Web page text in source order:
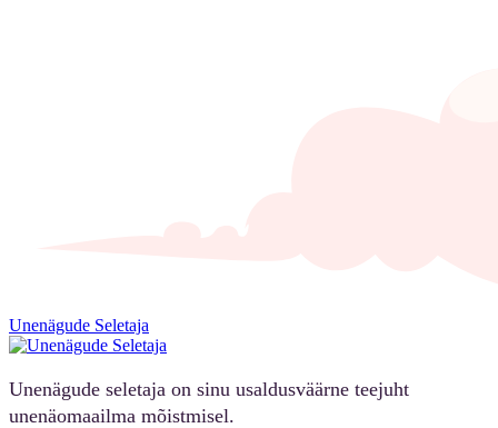
Unenägude Seletaja
Unenägude seletaja on sinu usaldusväärne teejuht
unenäomaailma mõistmisel.